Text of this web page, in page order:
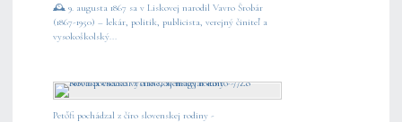
🕰️ 9. augusta 1867 sa v Liskovej narodil Vavro Šrobár
(1867-1950) – lekár, politik, publicista, verejný činiteľ a
vysokoškolský...
Petőfi pochádzal z číro slovenskej rodiny -